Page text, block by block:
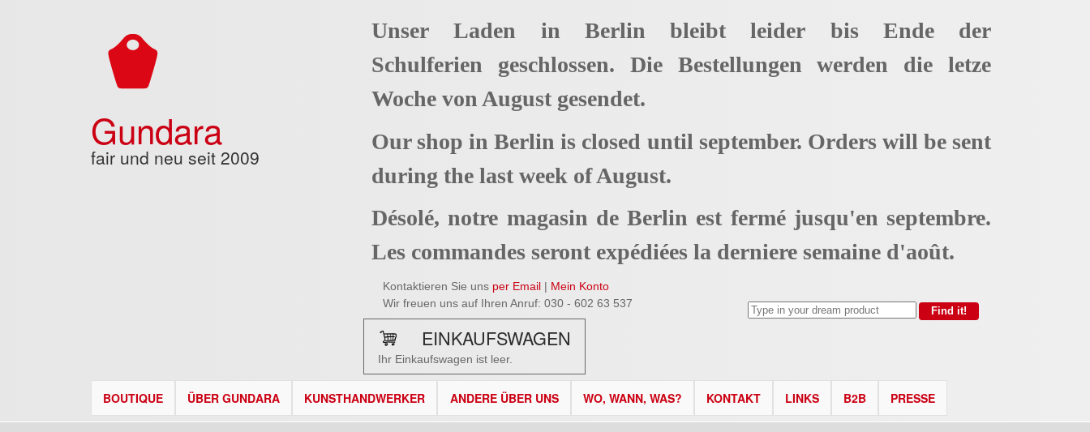
Gundara
fair und neu seit 2009
Unser Laden in Berlin bleibt leider bis Ende der
Schulferien geschlossen. Die Bestellungen werden die letze
Woche von August gesendet.
Our shop in Berlin is closed until september. Orders will be sent
during the last week of August.
Désolé, notre magasin de Berlin est fermé jusqu'en septembre.
Les commandes seront expédiées la derniere semaine d'août.
Kontaktieren Sie uns per Email | Mein Konto
Wir freuen uns auf Ihren Anruf: 030 - 602 63 537
EINKAUFSWAGEN
Ihr Einkaufswagen ist leer.
BOUTIQUE ÜBER GUNDARA KUNSTHANDWERKER ANDERE ÜBER UNS WO, WANN, WAS? KONTAKT LINKS B2B PRESSE